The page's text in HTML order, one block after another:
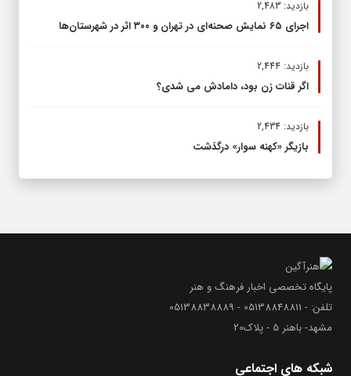
بازدید: 2,483
اجرای ۶۵ نمایش صحنه‌ای در تهران و ۳۰۰ اثر در شهرستان‌ها
بازدید: 2,444
اگر قنات زن بود، دامادش می شدی؟
بازدید: 2,434
بازیگر «کهنه سوار» درگذشت
پایگاه تخصصی اخبار فرهنگ و هنر
تلفن: - 05138848811 - 05138838889
مشهد- باهنر 5 - پلاک20
شبکه های اجتماعی